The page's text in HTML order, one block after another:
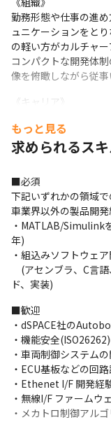
勤務形態や仕事の進
ュニケーションをと
の軽い方がカルチャ
コンパクトな開発体
像を俯瞰しながら従事
《キャリア》
件に携わり、ご自身
うなポジションの道も
もっと見る
求められるス
■必須
下記いずれかの領域
車業界以外の製品開発
・MATLAB/Simulink
年)
・組込みソフトウェ
(アセンブラ、C言
ド、実装)
■歓迎
・dSPACE社の
・機能安全
・車両制御システム
・ECU基板などの回
・Ethenet I/F 開発経
・無線I/F ファームウ
・メカトロ制御アル